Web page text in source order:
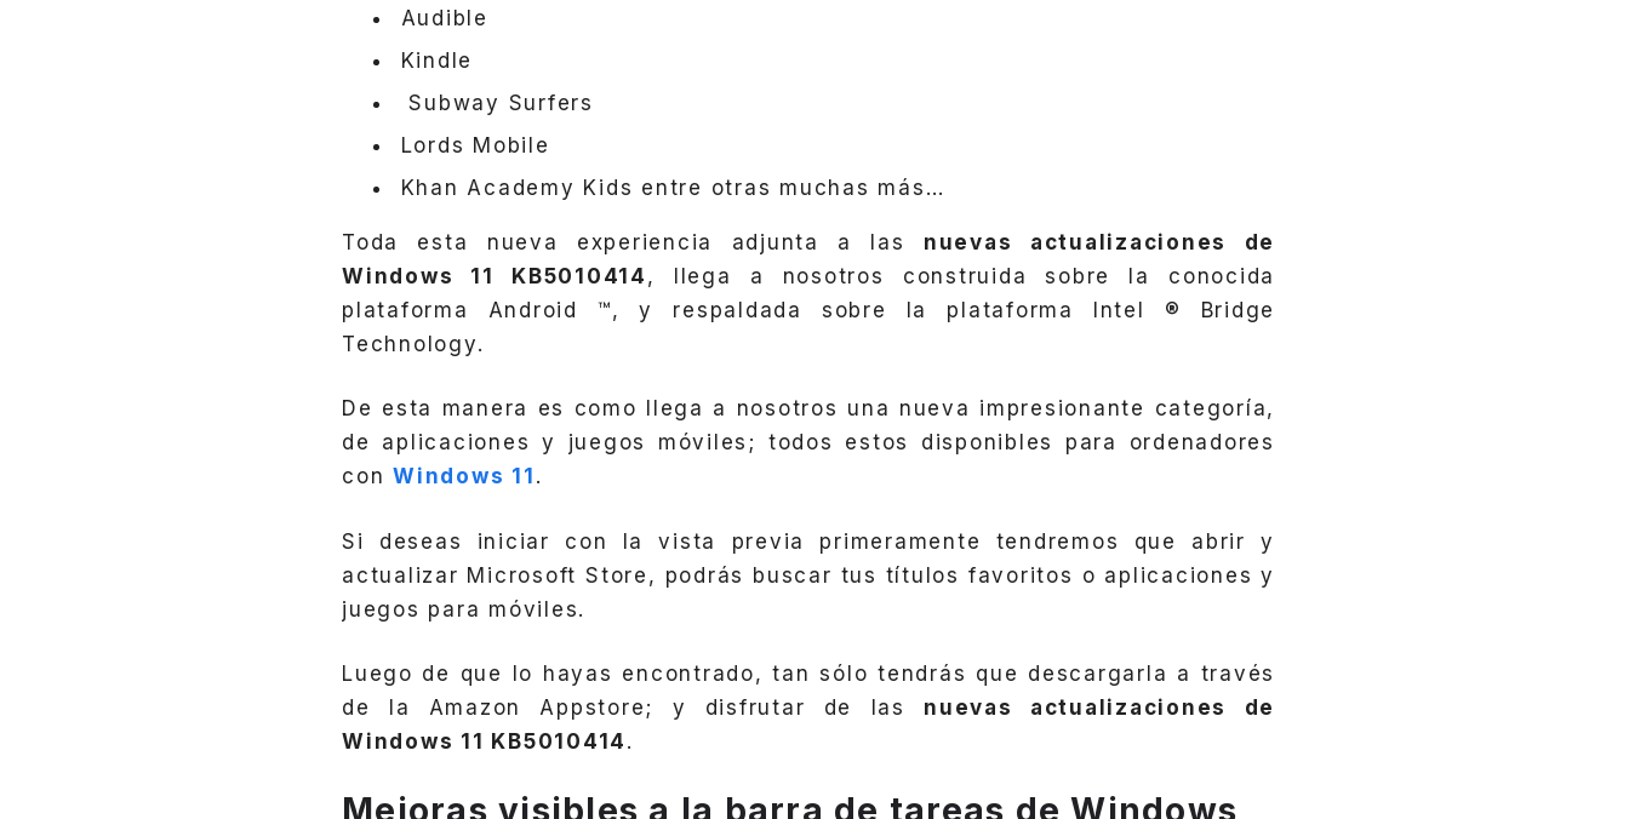
Audible
Kindle
Subway Surfers
Lords Mobile
Khan Academy Kids entre otras muchas más…
Toda esta nueva experiencia adjunta a las nuevas actualizaciones de
Windows 11 KB5010414 , llega a nosotros construida sobre la conocida
plataforma Android ™, y respaldada sobre la plataforma Intel ® Bridge
Technology.
De esta manera es como llega a nosotros una nueva impresionante categoría,
de aplicaciones y juegos móviles; todos estos disponibles para ordenadores
con Windows 11 .
Si deseas iniciar con la vista previa primeramente tendremos que abrir y
actualizar Microsoft Store, podrás buscar tus títulos favoritos o aplicaciones y
juegos para móviles.
Luego de que lo hayas encontrado, tan sólo tendrás que descargarla a través
de la Amazon Appstore; y disfrutar de las nuevas actualizaciones de
Windows 11 KB5010414 .
Mejoras visibles a la barra de tareas de Windows